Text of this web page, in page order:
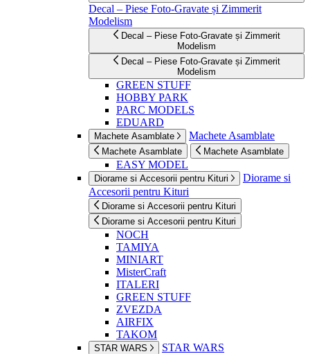
Decal – Piese Foto-Gravate și Zimmerit
Modelism
Decal – Piese Foto-Gravate și Zimmerit
Modelism
Decal – Piese Foto-Gravate și Zimmerit
Modelism
GREEN STUFF
HOBBY PARK
PARC MODELS
EDUARD
Machete Asamblate Machete Asamblate
Machete Asamblate Machete Asamblate
EASY MODEL
Diorame si Accesorii pentru Kituri
Diorame si
Accesorii pentru Kituri
Diorame si Accesorii pentru Kituri
Diorame si Accesorii pentru Kituri
NOCH
TAMIYA
MINIART
MisterCraft
ITALERI
GREEN STUFF
ZVEZDA
AIRFIX
TAKOM
STAR WARS STAR WARS